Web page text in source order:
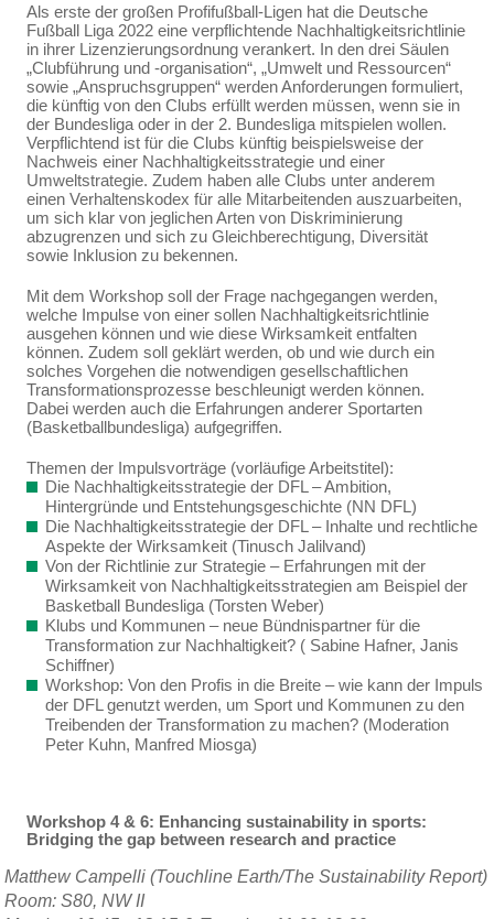
Als erste der großen Profifußball-Ligen hat die Deutsche
Fußball Liga 2022 eine verpflichtende Nachhaltigkeitsrichtlinie
in ihrer Lizenzierungsordnung verankert. In den drei Säulen
„Clubführung und -organisation“, „Umwelt und Ressourcen“
sowie „Anspruchsgruppen“ werden Anforderungen formuliert,
die künftig von den Clubs erfüllt werden müssen, wenn sie in
der Bundesliga oder in der 2. Bundesliga mitspielen wollen.
Verpflichtend ist für die Clubs künftig beispielsweise der
Nachweis einer Nachhaltigkeitsstrategie und einer
Umweltstrategie. Zudem haben alle Clubs unter anderem
einen Verhaltenskodex für alle Mitarbeitenden auszuarbeiten,
um sich klar von jeglichen Arten von Diskriminierung
abzugrenzen und sich zu Gleichberechtigung, Diversität
sowie Inklusion zu bekennen.
Mit dem Workshop soll der Frage nachgegangen werden,
welche Impulse von einer sollen Nachhaltigkeitsrichtlinie
ausgehen können und wie diese Wirksamkeit entfalten
können. Zudem soll geklärt werden, ob und wie durch ein
solches Vorgehen die notwendigen gesellschaftlichen
Transformationsprozesse beschleunigt werden können.
Dabei werden auch die Erfahrungen anderer Sportarten
(Basketballbundesliga) aufgegriffen.
Themen der Impulsvorträge (vorläufige Arbeitstitel):
Die Nachhaltigkeitsstrategie der DFL – Ambition,
Hintergründe und Entstehungsgeschichte (NN DFL)
Die Nachhaltigkeitsstrategie der DFL – Inhalte und rechtliche
Aspekte der Wirksamkeit (Tinusch Jalilvand)
Von der Richtlinie zur Strategie – Erfahrungen mit der
Wirksamkeit von Nachhaltigkeitsstrategien am Beispiel der
Basketball Bundesliga (Torsten Weber)
Klubs und Kommunen – neue Bündnispartner für die
Transformation zur Nachhaltigkeit? ( Sabine Hafner, Janis
Schiffner)
Workshop: Von den Profis in die Breite – wie kann der Impuls
der DFL genutzt werden, um Sport und Kommunen zu den
Treibenden der Transformation zu machen? (Moderation
Peter Kuhn, Manfred Miosga)
Workshop 4 & 6: Enhancing sustainability in sports:
Bridging the gap between research and practice
Matthew Campelli (Touchline Earth/The Sustainability Report)
Room: S80, NW II